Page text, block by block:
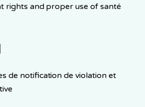
rights and proper use of santé
de notification de violation et